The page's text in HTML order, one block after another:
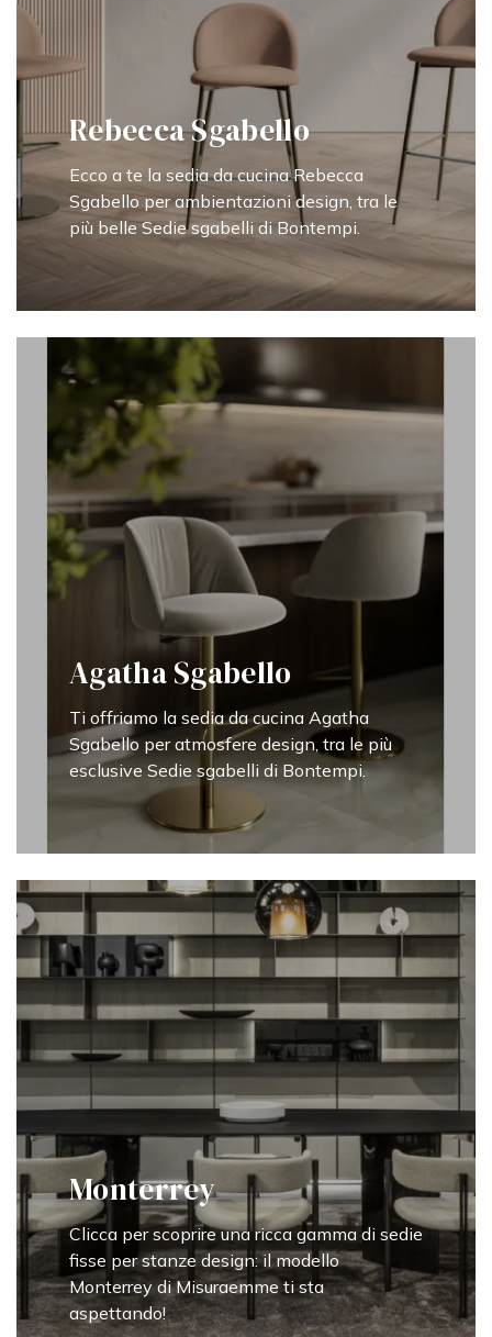
Rebecca Sgabello
Ecco a te la sedia da cucina Rebecca
Sgabello per ambientazioni design, tra le
più belle Sedie sgabelli di Bontempi.
Agatha Sgabello
Ti offriamo la sedia da cucina Agatha
Sgabello per atmosfere design, tra le più
esclusive Sedie sgabelli di Bontempi.
Monterrey
Clicca per scoprire una ricca gamma di sedie
fisse per stanze design: il modello
Monterrey di Misuraemme ti sta
aspettando!